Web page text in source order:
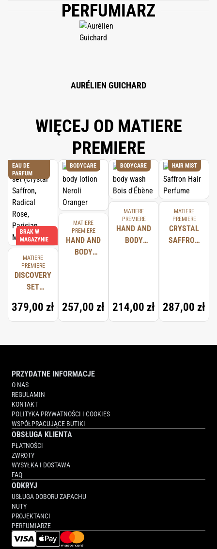
ALCOHOL DENAT., FRAGRANCE/PARFUM, WATER/AQUA, COUMARIN,
LINALOOL, ALPHA-ISOMETHYL IONONE, BHT, EUGENOL, LIMONENE,
PERFUMIARZ
AURÉLIEN GUICHARD
WIĘCEJ OD MATIERE
PREMIERE
EAU DE
PARFUM
BRAK W
MAGAZYNIE
MATIERE
PREMIERE
DISCOVERY
SET
SAFFRON,
RADICAL
PARISIAN
379,00 zł
BODYCARE
MATIERE
PREMIERE
HAND AND
BODY
257,00 zł
BODYCARE
MATIERE
PREMIERE
HAND AND
BODY
214,00 zł
HAIR MIST
MATIERE
PREMIERE
CRYSTAL
SAFFRON
287,00 zł
PRZYDATNE INFORMACJE
O NAS
REGULAMIN
KONTAKT
POLITYKA PRYWATNOŚCI I COOKIES
WSPÓŁPRACUJĄCE BUTIKI
OBSŁUGA KLIENTA
PŁATNOŚCI
ZWROTY
WYSYŁKA I DOSTAWA
FAQ
ODKRYJ
USŁUGA DOBORU ZAPACHU
NUTY
PROJEKTANCI
PERFUMIARZE